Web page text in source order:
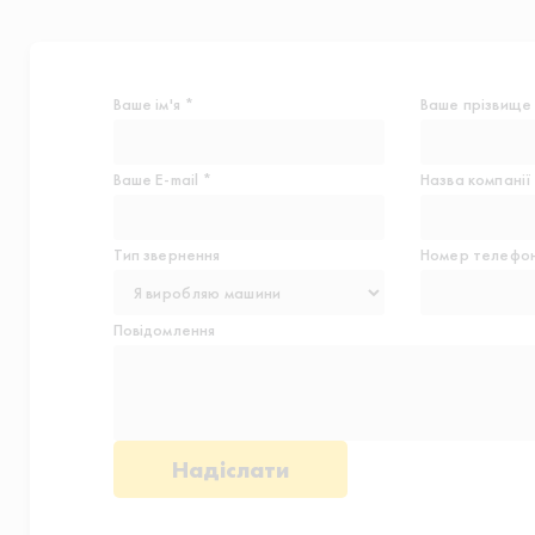
Ваше ім'я * Ваше прізвище
Ваше E-mail * Назва компанії
Тип звернення Номер
Повідомлення